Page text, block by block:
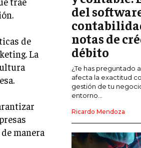
MARKETING B2C
FRANQUICIAS
MARKETING DE
E-COMMERCE
E-COMMERCE Y
ESTRATEGIAS DE
GESTIÓN DE CRISIS
EMPRESAS Y
de
La
manera
del
notas de
débito
¿Te has preguntado
afecta la exactitud
gestión de tu
entorno...
Ricardo Mendoza